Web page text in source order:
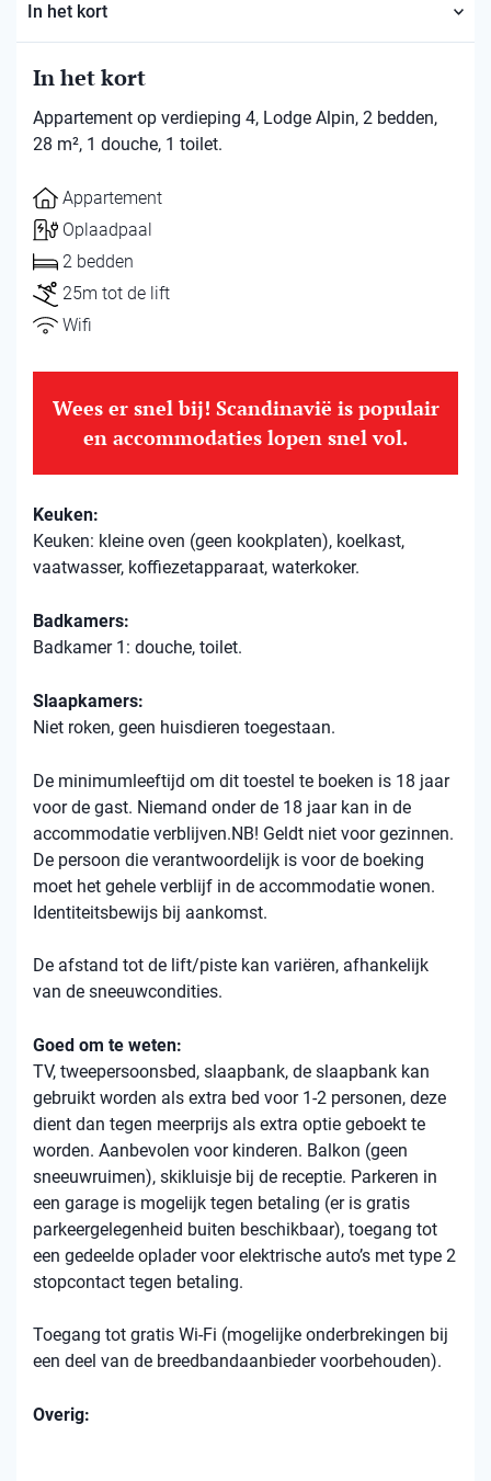
In het kort
In het kort
Appartement op verdieping 4, Lodge Alpin, 2 bedden,
28 m², 1 douche, 1 toilet.
Appartement
Oplaadpaal
2 bedden
25m tot de lift
Wifi
Wees er snel bij! Scandinavië is populair
en accommodaties lopen snel vol.
Keuken:
Keuken: kleine oven (geen kookplaten), koelkast,
vaatwasser, koffiezetapparaat, waterkoker.
Badkamers:
Badkamer 1: douche, toilet.
Slaapkamers:
Niet roken, geen huisdieren toegestaan.
De minimumleeftijd om dit toestel te boeken is 18 jaar
voor de gast. Niemand onder de 18 jaar kan in de
accommodatie verblijven.NB! Geldt niet voor gezinnen.
De persoon die verantwoordelijk is voor de boeking
moet het gehele verblijf in de accommodatie wonen.
Identiteitsbewijs bij aankomst.
De afstand tot de lift/piste kan variëren, afhankelijk
van de sneeuwcondities.
Goed om te weten:
TV, tweepersoonsbed, slaapbank, de slaapbank kan
gebruikt worden als extra bed voor 1-2 personen, deze
dient dan tegen meerprijs als extra optie geboekt te
worden. Aanbevolen voor kinderen. Balkon (geen
sneeuwruimen), skikluisje bij de receptie. Parkeren in
een garage is mogelijk tegen betaling (er is gratis
parkeergelegenheid buiten beschikbaar), toegang tot
een gedeelde oplader voor elektrische auto’s met type 2
stopcontact tegen betaling.
Toegang tot gratis Wi-Fi (mogelijke onderbrekingen bij
een deel van de breedbandaanbieder voorbehouden).
Overig: